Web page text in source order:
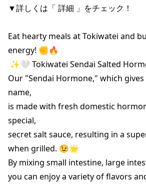
▼詳しくは「 詳細 」をチェック！
Eat hearty meals at Tokiwatei and
Our "Sendai Hormone," which
name,
is made with fresh domestic
special,
secret salt sauce, resulting in a
when grilled. 😉🌟
By mixing small intestine, large
you can enjoy a variety of flavors